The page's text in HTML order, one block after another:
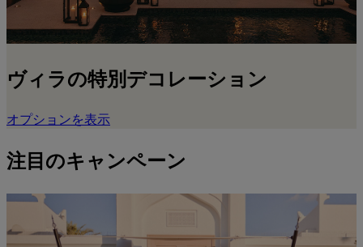
ヴィラの特別デコレーション
オプションを表示
注目のキャンペーン